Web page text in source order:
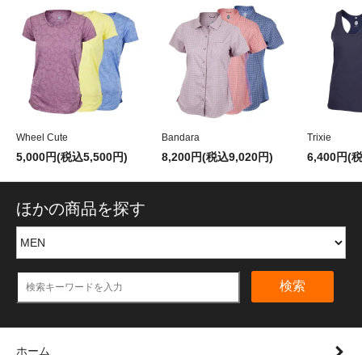
Wheel Cute
5,000円(税込5,500円)
Bandara
8,200円(税込9,020円)
Trixie
6,400円(
ほかの商品を探す
検索
ホーム